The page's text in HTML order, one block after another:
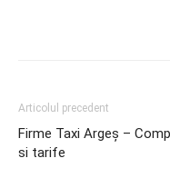
Articolul precedent
Firme Taxi Argeș –
si tarife